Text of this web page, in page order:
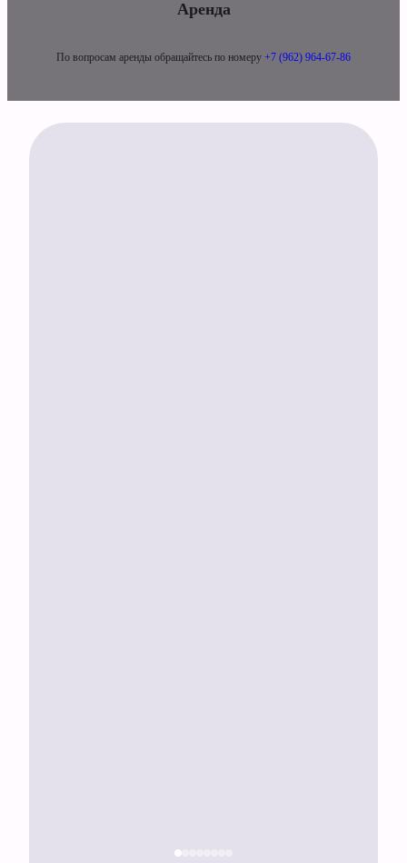
Аренда
По вопросам аренды обращайтесь по номеру +7 (962) 964-67-86